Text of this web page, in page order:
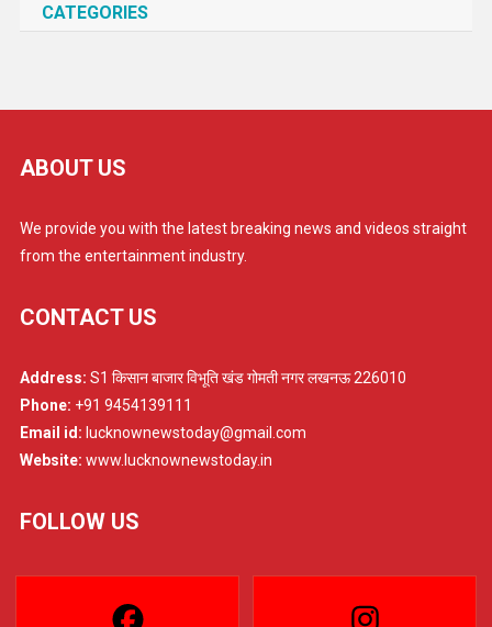
CATEGORIES
ABOUT US
We provide you with the latest breaking news and videos straight
from the entertainment industry.
CONTACT US
Address: S1 किसान बाजार विभूति खंड गोमती नगर लखनऊ 226010
Phone: +91 9454139111
Email id: lucknownewstoday@gmail.com
Website: www.lucknownewstoday.in
FOLLOW US